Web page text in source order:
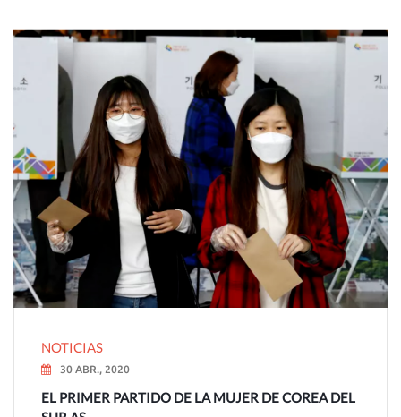
NOTICIAS
30 ABR., 2020
EL PRIMER PARTIDO DE LA MUJER DE COREA DEL